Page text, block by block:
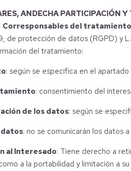
ANDECHA PARTICIPACIÓN
Corresponsables del tratamiento
de protección de datos (RGPD) y
del tratamiento:
: según se especifica en el
: consentimiento del
de los datos: según se
datos: no se comunicarán los datos
al Interesado: Tiene derecho a
a la portabilidad y limitación a